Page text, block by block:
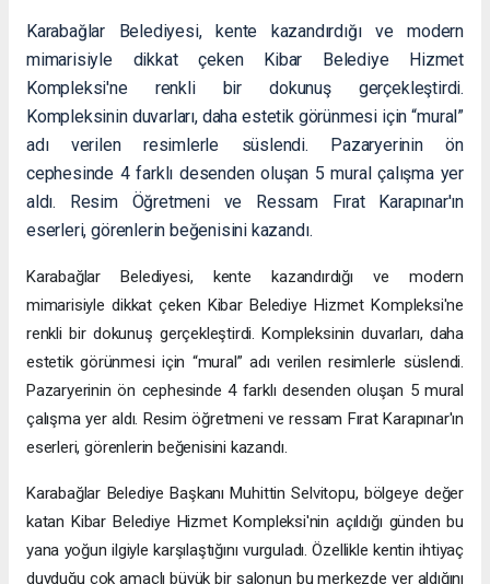
Karabağlar Belediyesi, kente kazandırdığı ve modern
mimarisiyle dikkat çeken Kibar Belediye Hizmet
Kompleksi'ne renkli bir dokunuş gerçekleştirdi.
Kompleksinin duvarları, daha estetik görünmesi için “mural”
adı verilen resimlerle süslendi. Pazaryerinin ön
cephesinde 4 farklı desenden oluşan 5 mural çalışma yer
aldı. Resim Öğretmeni ve Ressam Fırat Karapınar'ın
eserleri, görenlerin beğenisini kazandı.
Karabağlar Belediyesi, kente kazandırdığı ve modern
mimarisiyle dikkat çeken Kibar Belediye Hizmet Kompleksi'ne
renkli bir dokunuş gerçekleştirdi. Kompleksinin duvarları, daha
estetik görünmesi için “mural” adı verilen resimlerle süslendi.
Pazaryerinin ön cephesinde 4 farklı desenden oluşan 5 mural
çalışma yer aldı. Resim öğretmeni ve ressam Fırat Karapınar'ın
eserleri, görenlerin beğenisini kazandı.
Karabağlar Belediye Başkanı Muhittin Selvitopu, bölgeye değer
katan Kibar Belediye Hizmet Kompleksi'nin açıldığı günden bu
yana yoğun ilgiyle karşılaştığını vurguladı. Özellikle kentin ihtiyaç
duyduğu çok amaçlı büyük bir salonun bu merkezde yer aldığını